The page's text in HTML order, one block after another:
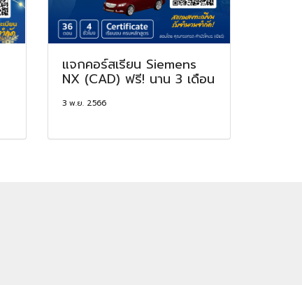
แจกคอร์สเรียน Siemens
NX (CAD) ฟรี! นาน 3 เดือน
3 พ.ย. 2566